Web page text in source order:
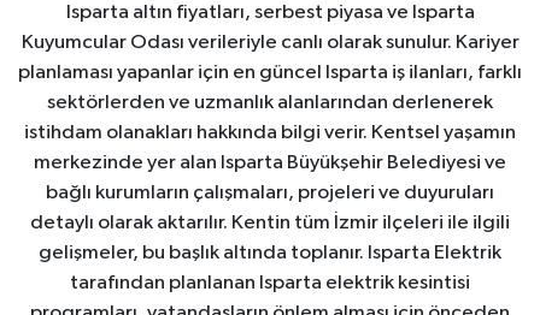
Isparta altın fiyatları, serbest piyasa ve Isparta
Kuyumcular Odası verileriyle canlı olarak sunulur. Kariyer
planlaması yapanlar için en güncel Isparta iş ilanları, farklı
sektörlerden ve uzmanlık alanlarından derlenerek
istihdam olanakları hakkında bilgi verir. Kentsel yaşamın
merkezinde yer alan Isparta Büyükşehir Belediyesi ve
bağlı kurumların çalışmaları, projeleri ve duyuruları
detaylı olarak aktarılır. Kentin tüm İzmir ilçeleri ile ilgili
gelişmeler, bu başlık altında toplanır. Isparta Elektrik
tarafından planlanan Isparta elektrik kesintisi